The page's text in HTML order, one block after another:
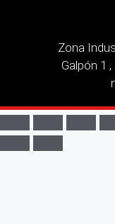
Zona
Galpón 1